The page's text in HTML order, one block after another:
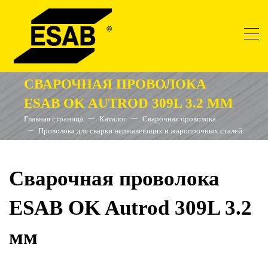
СВАРОЧНАЯ ПРОВОЛОКА
ESAB OK AUTROD 309L 3.2 ММ
Главная страница Каталог
Сварочная проволока
Проволока для сварки нержавеющих и жаропрочных сталей
Сварочная проволока
ESAB OK Autrod 309L 3.2
мм